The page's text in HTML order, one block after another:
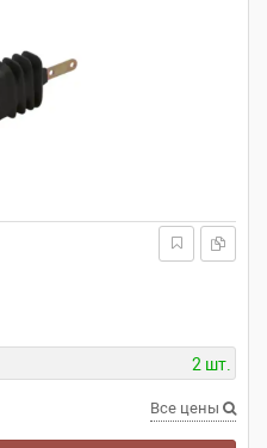
2 шт.
Все цены